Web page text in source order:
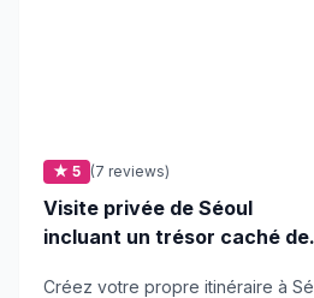
★ 5 (7 reviews)
Visite privée de Séoul
incluant un trésor caché de
Créez votre propre itinéraire à